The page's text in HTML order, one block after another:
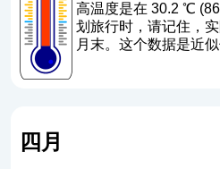
高温度是在 30.2 ℃
划旅行时，请记住，
月末。这个数据是近
四月